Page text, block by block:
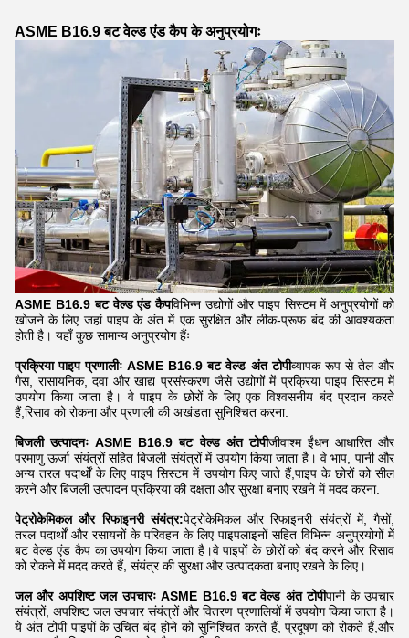
ASME B16.9 बट वेल्ड एंड कैप के अनुप्रयोगः
ASME B16.9 बट वेल्ड एंड कैपविभिन्न उद्योगों और पाइप सिस्टम में अनुप्रयोगों को
खोजने के लिए जहां पाइप के अंत में एक सुरक्षित और लीक-प्रूफ बंद की आवश्यकता
होती है। यहाँ कुछ सामान्य अनुप्रयोग हैंः
प्रक्रिया पाइप प्रणालीः ASME B16.9 बट वेल्ड अंत टोपीव्यापक रूप से तेल और
गैस, रासायनिक, दवा और खाद्य प्रसंस्करण जैसे उद्योगों में प्रक्रिया पाइप सिस्टम में
उपयोग किया जाता है। वे पाइप के छोरों के लिए एक विश्वसनीय बंद प्रदान करते
हैं,रिसाव को रोकना और प्रणाली की अखंडता सुनिश्चित करना.
बिजली उत्पादनः ASME B16.9 बट वेल्ड अंत टोपीजीवाश्म ईंधन आधारित और
परमाणु ऊर्जा संयंत्रों सहित बिजली संयंत्रों में उपयोग किया जाता है। वे भाप, पानी और
अन्य तरल पदार्थों के लिए पाइप सिस्टम में उपयोग किए जाते हैं,पाइप के छोरों को सील
करने और बिजली उत्पादन प्रक्रिया की दक्षता और सुरक्षा बनाए रखने में मदद करना.
पेट्रोकेमिकल और रिफाइनरी संयंत्र:पेट्रोकेमिकल और रिफाइनरी संयंत्रों में, गैसों,
तरल पदार्थों और रसायनों के परिवहन के लिए पाइपलाइनों सहित विभिन्न अनुप्रयोगों में
बट वेल्ड एंड कैप का उपयोग किया जाता है।वे पाइपों के छोरों को बंद करने और रिसाव
को रोकने में मदद करते हैं, संयंत्र की सुरक्षा और उत्पादकता बनाए रखने के लिए।
जल और अपशिष्ट जल उपचारः ASME B16.9 बट वेल्ड अंत टोपीपानी के उपचार
संयंत्रों, अपशिष्ट जल उपचार संयंत्रों और वितरण प्रणालियों में उपयोग किया जाता है।
ये अंत टोपी पाइपों के उचित बंद होने को सुनिश्चित करते हैं, प्रदूषण को रोकते हैं,और